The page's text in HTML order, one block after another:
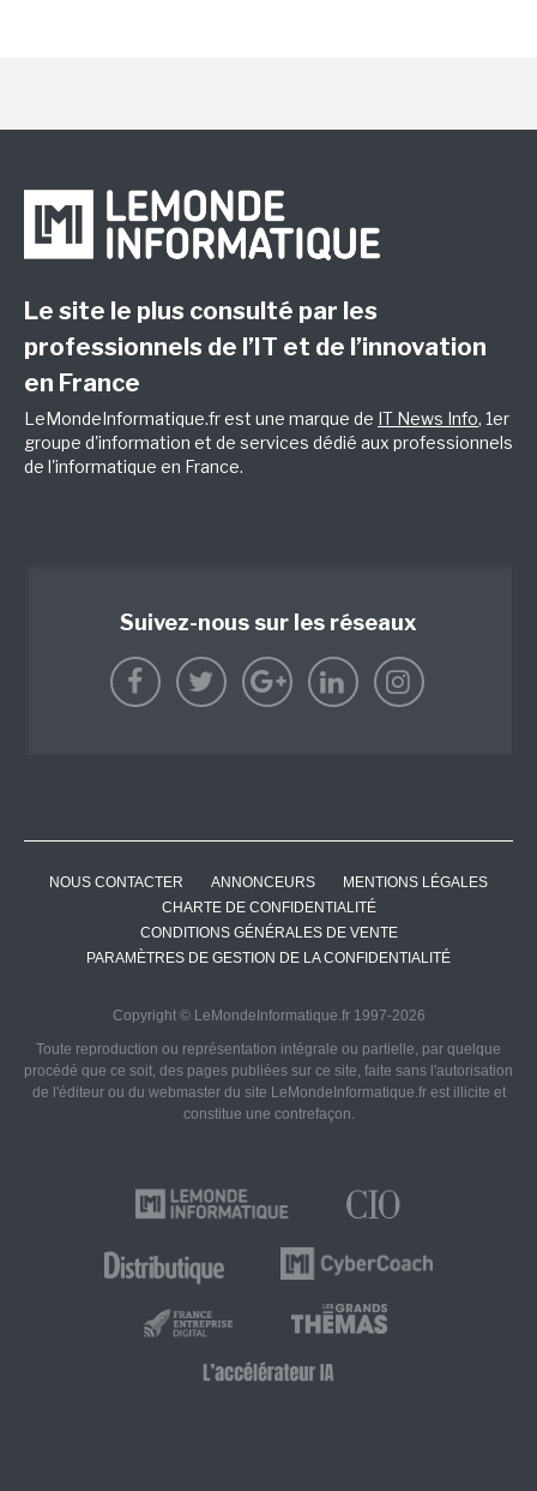
Le site le plus consulté par les
professionnels de l’IT et de l’innovation
en France
LeMondeInformatique.fr est une marque de IT News Info, 1er
groupe d'information et de services dédié aux professionnels
de l'informatique en France.
Suivez-nous sur les réseaux
NOUS CONTACTER ANNONCEURS
MENTIONS LÉGALES
CHARTE DE CONFIDENTIALITÉ
CONDITIONS GÉNÉRALES DE VENTE
PARAMÈTRES DE GESTION DE LA CONFIDENTIALITÉ
Copyright © LeMondeInformatique.fr 1997-2026
Toute reproduction ou représentation intégrale ou partielle, par quelque
procédé que ce soit, des pages publiées sur ce site, faite sans l'autorisation
de l'éditeur ou du webmaster du site LeMondeInformatique.fr est illicite et
constitue une contrefaçon.